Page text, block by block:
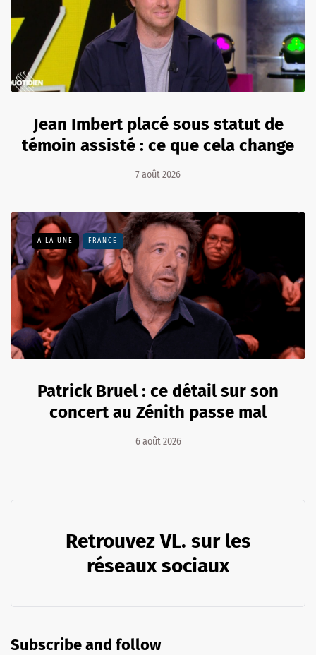
Jean Imbert placé sous statut de
témoin assisté : ce que cela change
7 août 2026
A LA UNE FRANCE
Patrick Bruel : ce détail sur son
concert au Zénith passe mal
6 août 2026
Retrouvez VL. sur les
réseaux sociaux
Subscribe and follow